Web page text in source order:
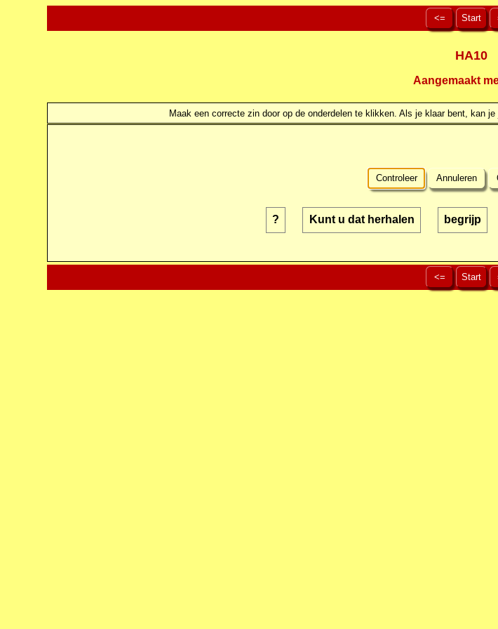
<= Start
HA10
Aangemaakt
Maak een correcte zin door op de onderdelen te klikken. Als je klaar bent, kan
Controleer Annuleren
? Kunt u dat herhalen begrijp
<= Start